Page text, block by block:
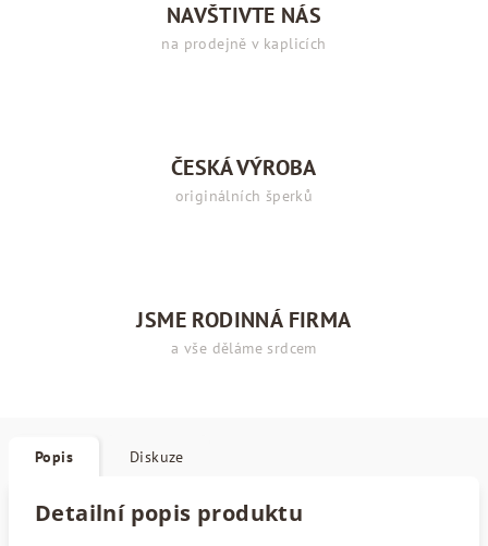
NAVŠTIVTE NÁS
na prodejně v kaplicích
ČESKÁ VÝROBA
originálních šperků
JSME RODINNÁ FIRMA
a vše děláme srdcem
Popis Diskuze
Detailní popis produktu